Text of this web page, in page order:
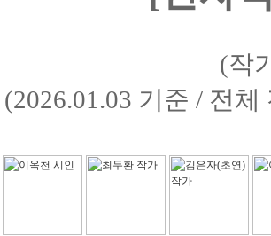
(작
(2026.01.03 기준 / 전